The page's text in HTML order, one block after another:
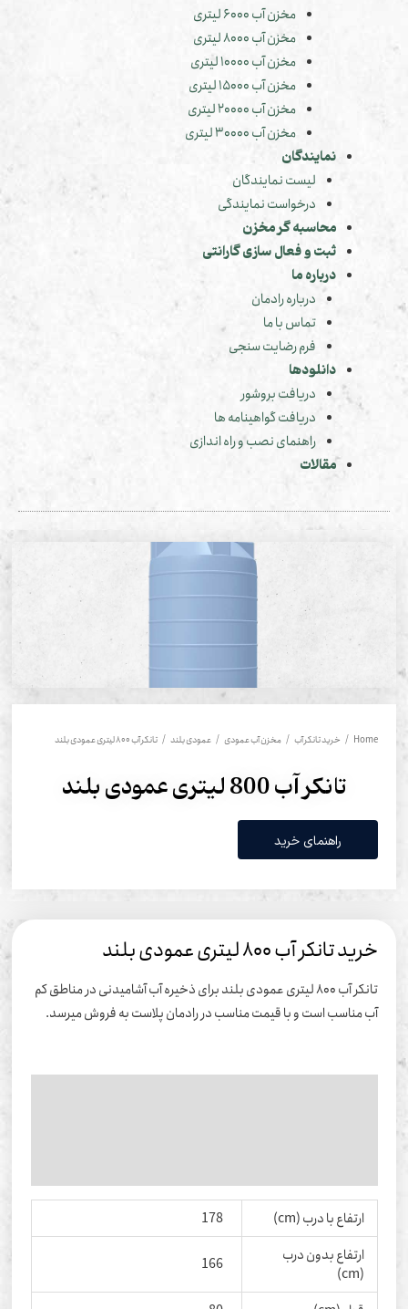
مخزن آب 6000 لیتری
مخزن آب 8000 لیتری
مخزن آب 10000 لیتری
مخزن آب 15000 لیتری
مخزن آب 20000 لیتری
مخزن آب 30000 لیتری
نمایندگان
لیست نمایندگان
درخواست نمایندگی
محاسبه گر مخزن
ثبت و فعال سازی گارانتی
درباره ما
درباره رادمان
تماس با ما
فرم رضایت سنجی
دانلودها
دریافت بروشور
دریافت گواهینامه ها
راهنمای نصب و راه اندازی
مقالات
/خرید تانکر آب/مخزن آب عمودی/عمودی بلند/ تانکر آب 800 لیتری عمودی بلند
تانکر آب 800 لیتری عمودی بلند
راهنمای خرید
تانکر آب 800 لیتری عمودی بلند
تانکر آب 800 لیتری عمودی بلند برای ذخیره آب آشامیدنی در مناطق کم
مناسب است و با قیمت مناسب در رادمان پلاست به فروش میرسد.
تکمیلی
ارتفاع با درب (cm)
ارتفاع بدون درب